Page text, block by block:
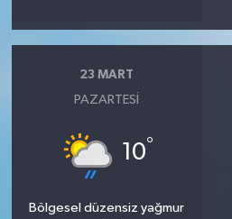
23 MART
PAZARTESI
10°
Bölgesel düzensiz yağmur